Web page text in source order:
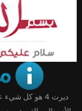
ديرت 4 هو كل